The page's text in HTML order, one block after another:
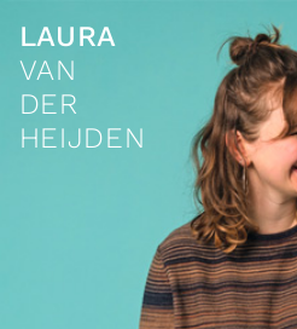
LAURA
VAN
DER
HEIJDEN